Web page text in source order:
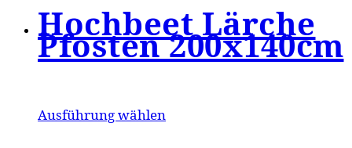
Hochbeet Lärche
Pfosten 200x140cm
Ausführung wählen